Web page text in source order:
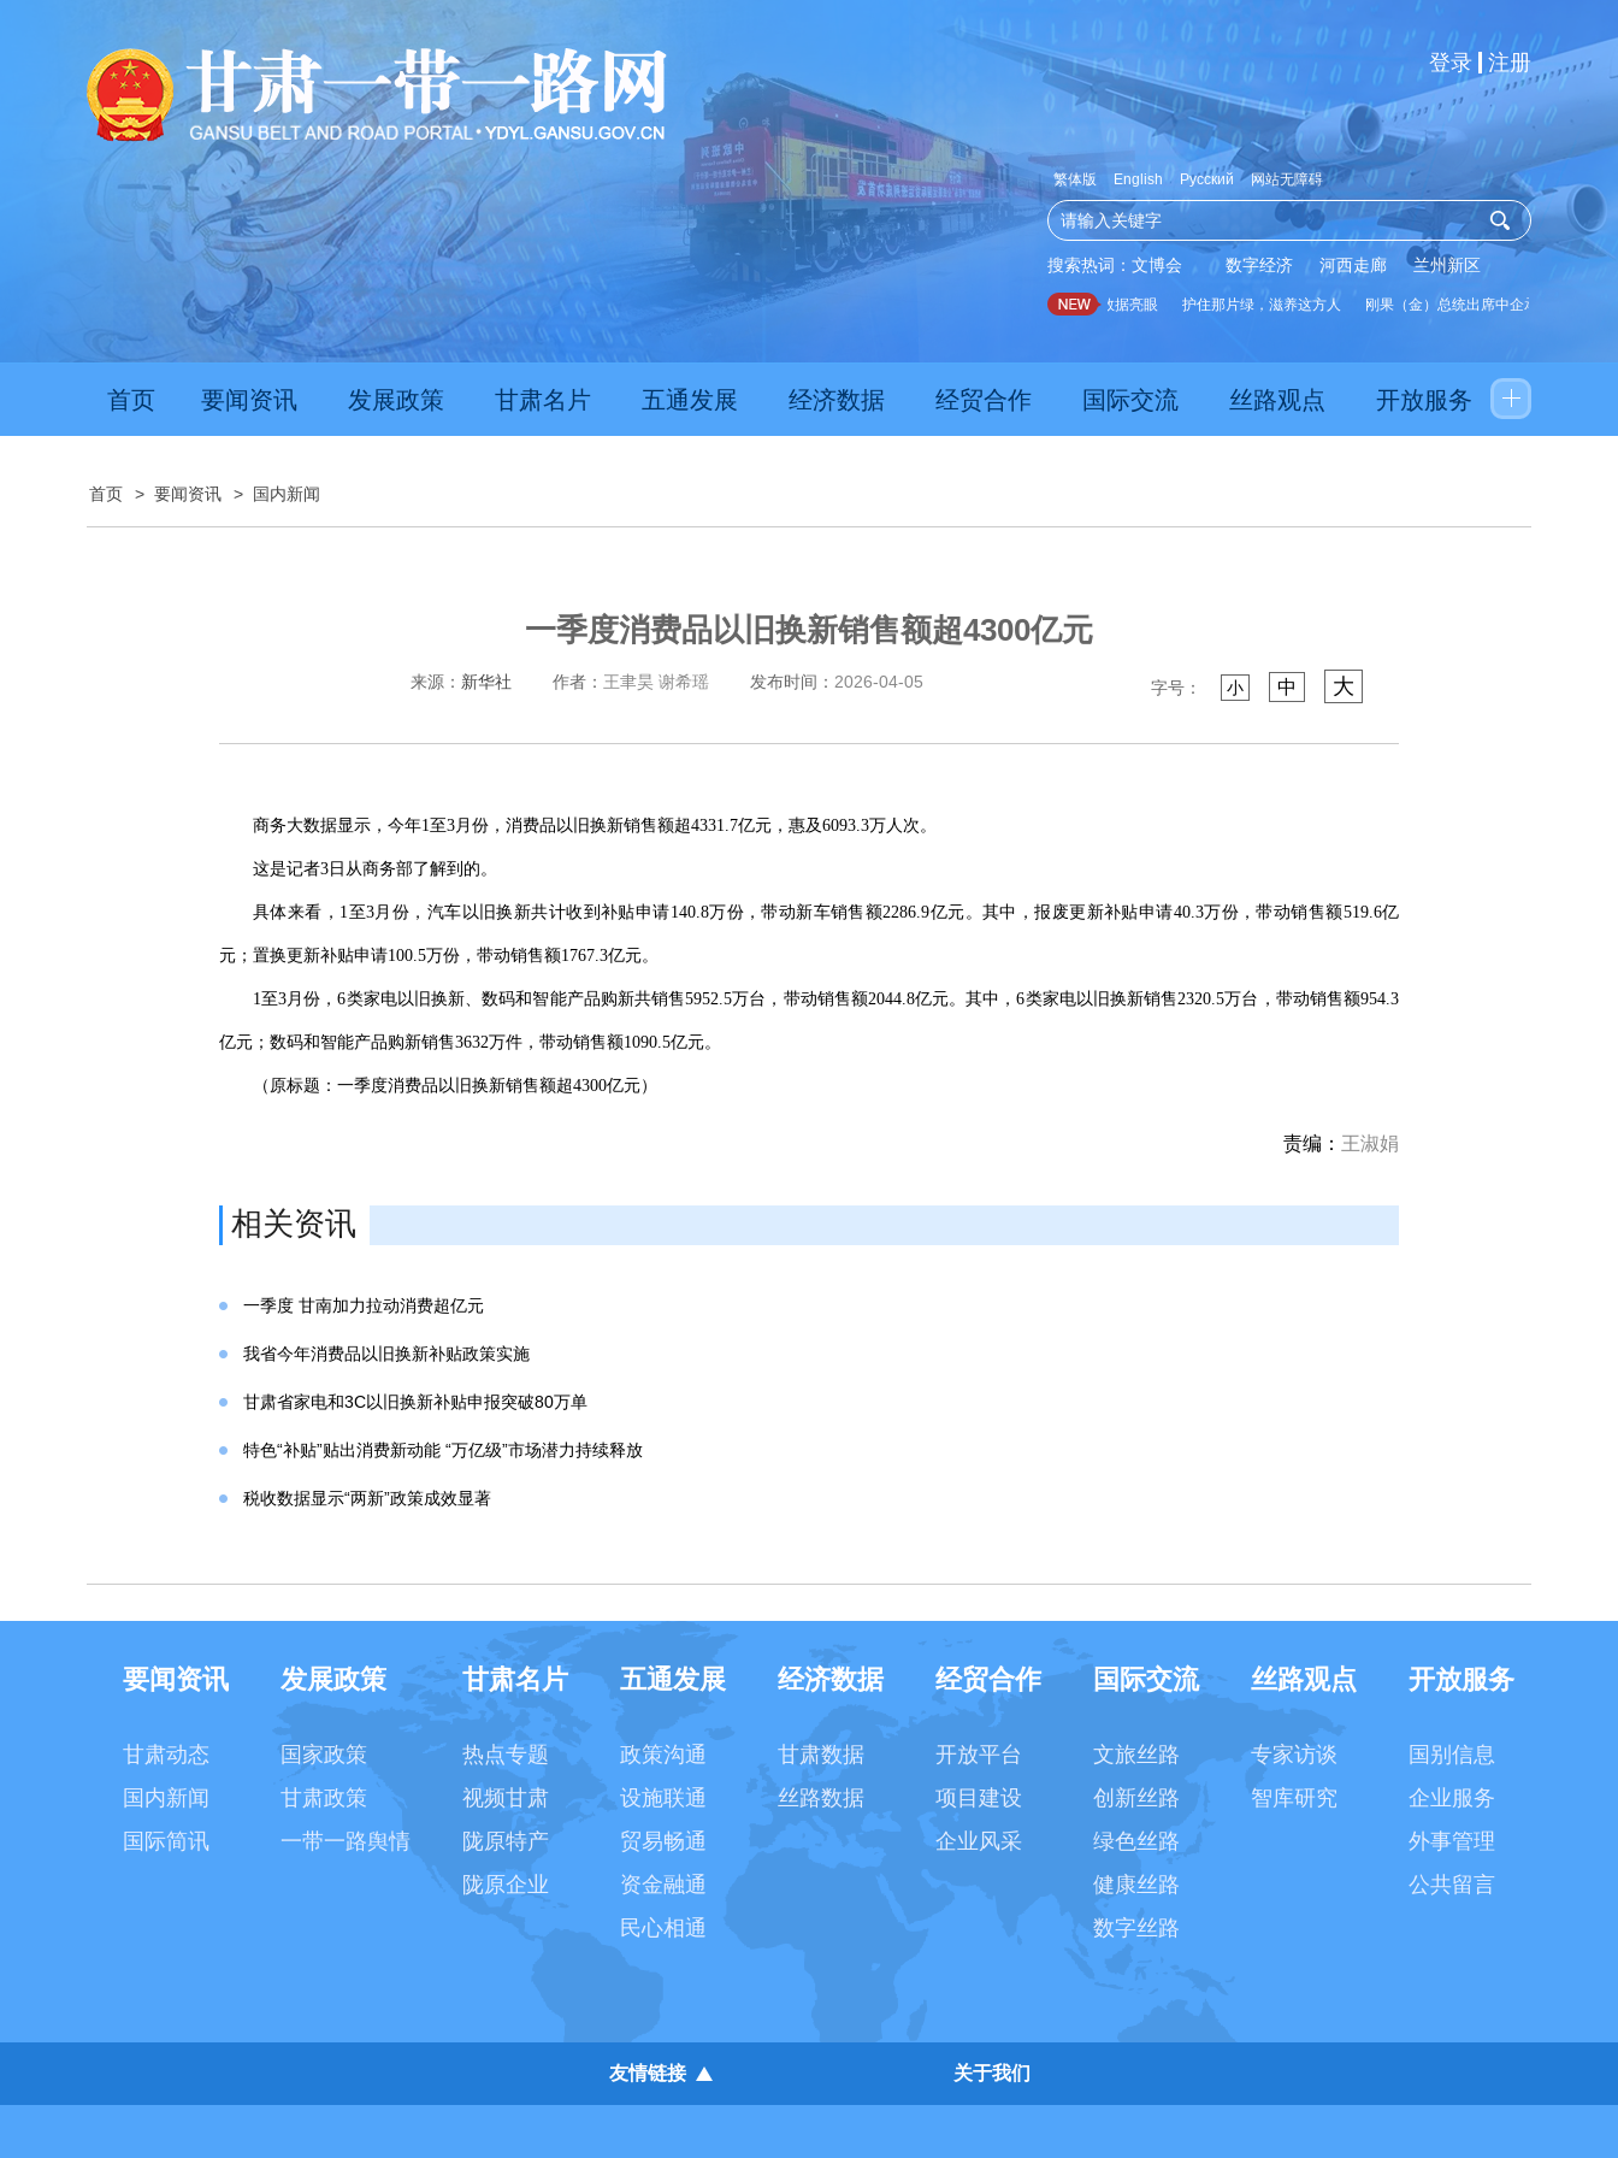
登录 注册
繁体版 English Русский 网站无障碍
搜索热词： 文博会 数字经济 河西走廊 兰州新区
推动经济持续向新向优向好发展 甘肃上半年新质生产力发展数据亮眼 护住那片绿，滋养这方人 刚果（金）总统出席中企承建水厂启用仪
首页 要闻资讯 发展政策 甘肃名片 五通发展 经济数据 经贸合作 国际交流 丝路观点 开放服务
首页 > 要闻资讯 > 国内新闻
一季度消费品以旧换新销售额超4300亿元
来源： 新华社 作者： 王聿昊 谢希瑶 发布时间： 2026-04-05 字号： 小 中 大
商务大数据显示，今年1至3月份，消费品以旧换新销售额超4331.7亿元，惠及6093.3万人次。
这是记者3日从商务部了解到的。
具体来看，1至3月份，汽车以旧换新共计收到补贴申请140.8万份，带动新车销售额2286.9亿元。其中，报废更新补贴申请40.3万份，带动销售额519.6亿
元；置换更新补贴申请100.5万份，带动销售额1767.3亿元。
1至3月份，6类家电以旧换新、数码和智能产品购新共销售5952.5万台，带动销售额2044.8亿元。其中，6类家电以旧换新销售2320.5万台，带动销售额954.3
亿元；数码和智能产品购新销售3632万件，带动销售额1090.5亿元。
（原标题：一季度消费品以旧换新销售额超4300亿元）
责编： 王淑娟
相关资讯
一季度 甘南加力拉动消费超亿元
我省今年消费品以旧换新补贴政策实施
甘肃省家电和3C以旧换新补贴申报突破80万单
特色“补贴”贴出消费新动能 “万亿级”市场潜力持续释放
税收数据显示“两新”政策成效显著
要闻资讯
甘肃动态
国内新闻
国际简讯
发展政策
国家政策
甘肃政策
一带一路舆情
甘肃名片
热点专题
视频甘肃
陇原特产
陇原企业
五通发展
政策沟通
设施联通
贸易畅通
资金融通
民心相通
经济数据
甘肃数据
丝路数据
经贸合作
开放平台
项目建设
企业风采
国际交流
文旅丝路
创新丝路
绿色丝路
健康丝路
数字丝路
丝路观点
专家访谈
智库研究
开放服务
国别信息
企业服务
外事管理
公共留言
友情链接 关于我们